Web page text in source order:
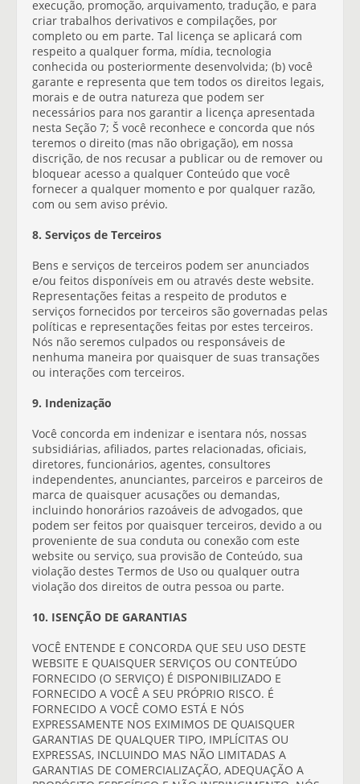
execução, promoção, arquivamento, tradução, e para
criar trabalhos derivativos e compilações, por
completo ou em parte. Tal licença se aplicará com
respeito a qualquer forma, mídia, tecnologia
conhecida ou posteriormente desenvolvida; (b) você
garante e representa que tem todos os direitos legais,
morais e de outra natureza que podem ser
necessários para nos garantir a licença apresentada
nesta Seção 7; Š você reconhece e concorda que nós
teremos o direito (mas não obrigação), em nossa
discrição, de nos recusar a publicar ou de remover ou
bloquear acesso a qualquer Conteúdo que você
fornecer a qualquer momento e por qualquer razão,
com ou sem aviso prévio.
8. Serviços de Terceiros
Bens e serviços de terceiros podem ser anunciados
e/ou feitos disponíveis em ou através deste website.
Representações feitas a respeito de produtos e
serviços fornecidos por terceiros são governadas pelas
políticas e representações feitas por estes terceiros.
Nós não seremos culpados ou responsáveis de
nenhuma maneira por quaisquer de suas transações
ou interações com terceiros.
9. Indenização
Você concorda em indenizar e isentara nós, nossas
subsidiárias, afiliados, partes relacionadas, oficiais,
diretores, funcionários, agentes, consultores
independentes, anunciantes, parceiros e parceiros de
marca de quaisquer acusações ou demandas,
incluindo honorários razoáveis de advogados, que
podem ser feitos por quaisquer terceiros, devido a ou
proveniente de sua conduta ou conexão com este
website ou serviço, sua provisão de Conteúdo, sua
violação destes Termos de Uso ou qualquer outra
violação dos direitos de outra pessoa ou parte.
10. ISENÇÃO DE GARANTIAS
VOCÊ ENTENDE E CONCORDA QUE SEU USO DESTE
WEBSITE E QUAISQUER SERVIÇOS OU CONTEÚDO
FORNECIDO (O SERVIÇO) É DISPONIBILIZADO E
FORNECIDO A VOCÊ A SEU PRÓPRIO RISCO. É
FORNECIDO A VOCÊ COMO ESTÁ E NÓS
EXPRESSAMENTE NOS EXIMIMOS DE QUAISQUER
GARANTIAS DE QUALQUER TIPO, IMPLÍCITAS OU
EXPRESSAS, INCLUINDO MAS NÃO LIMITADAS A
GARANTIAS DE COMERCIALIZAÇÃO, ADEQUAÇÃO A